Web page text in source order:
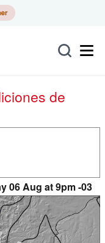
06 Aug at 9pm -03